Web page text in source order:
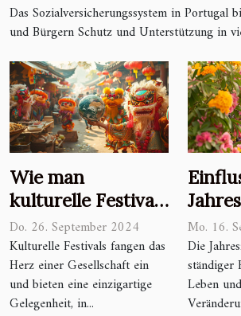
Das Sozialversicherungssystem in Portugal
und Bürgern Schutz und Unterstützung in
Wie man
kulturelle Festivals
für einen
authentischen
Urlaub wählt
Do. 26. September 2024
Kulturelle Festivals fangen das
Herz einer Gesellschaft ein
und bieten eine einzigartige
Gelegenheit, in...
Mo. 16.
Die
ständiger
Leben